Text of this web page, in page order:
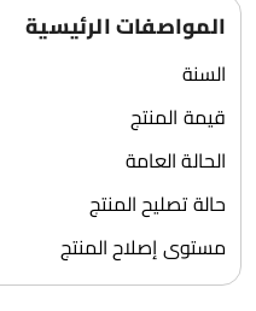
المواصفات الرئيسية
السنة
قيمة المنتج
الحالة العامة
حالة تصليح المنتج
مستوى إصلاح المنتج